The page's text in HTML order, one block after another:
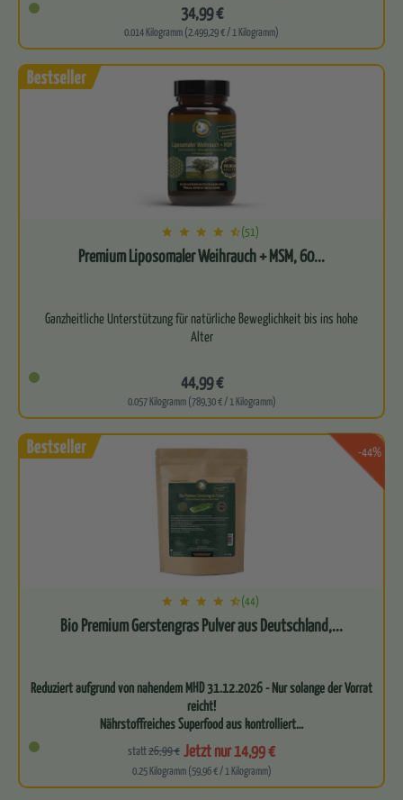
34,99 €
0.014 Kilogramm (2.499,29 € / 1 Kilogramm)
(51)
Premium Liposomaler Weihrauch + MSM, 60...
Ganzheitliche Unterstützung für natürliche Beweglichkeit bis ins hohe
Alter
44,99 €
0.057 Kilogramm (789,30 € / 1 Kilogramm)
-44%
(44)
Bio Premium Gerstengras Pulver aus Deutschland,...
Reduziert aufgrund von nahendem MHD 31.12.2026 - Nur solange der Vorrat
reicht!
Nährstoffreiches Superfood aus kontrolliert…
statt26,99 € Jetzt nur 14,99 €
0.25 Kilogramm (59,96 € / 1 Kilogramm)